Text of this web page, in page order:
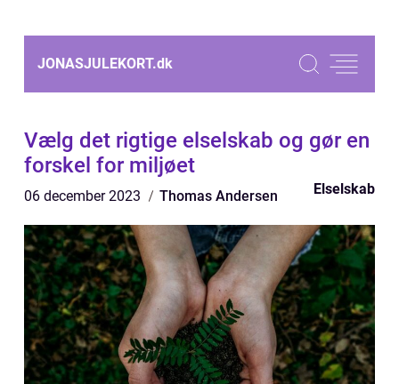
JONASJULEKORT.dk
Vælg det rigtige elselskab og gør en
forskel for miljøet
06 december 2023 Thomas Andersen Elselskab